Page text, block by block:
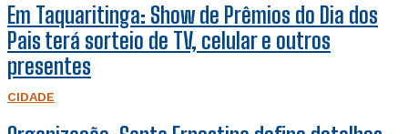
Em Taquaritinga: Show de Prêmios do Dia dos
Pais terá sorteio de TV, celular e outros
presentes
CIDADE